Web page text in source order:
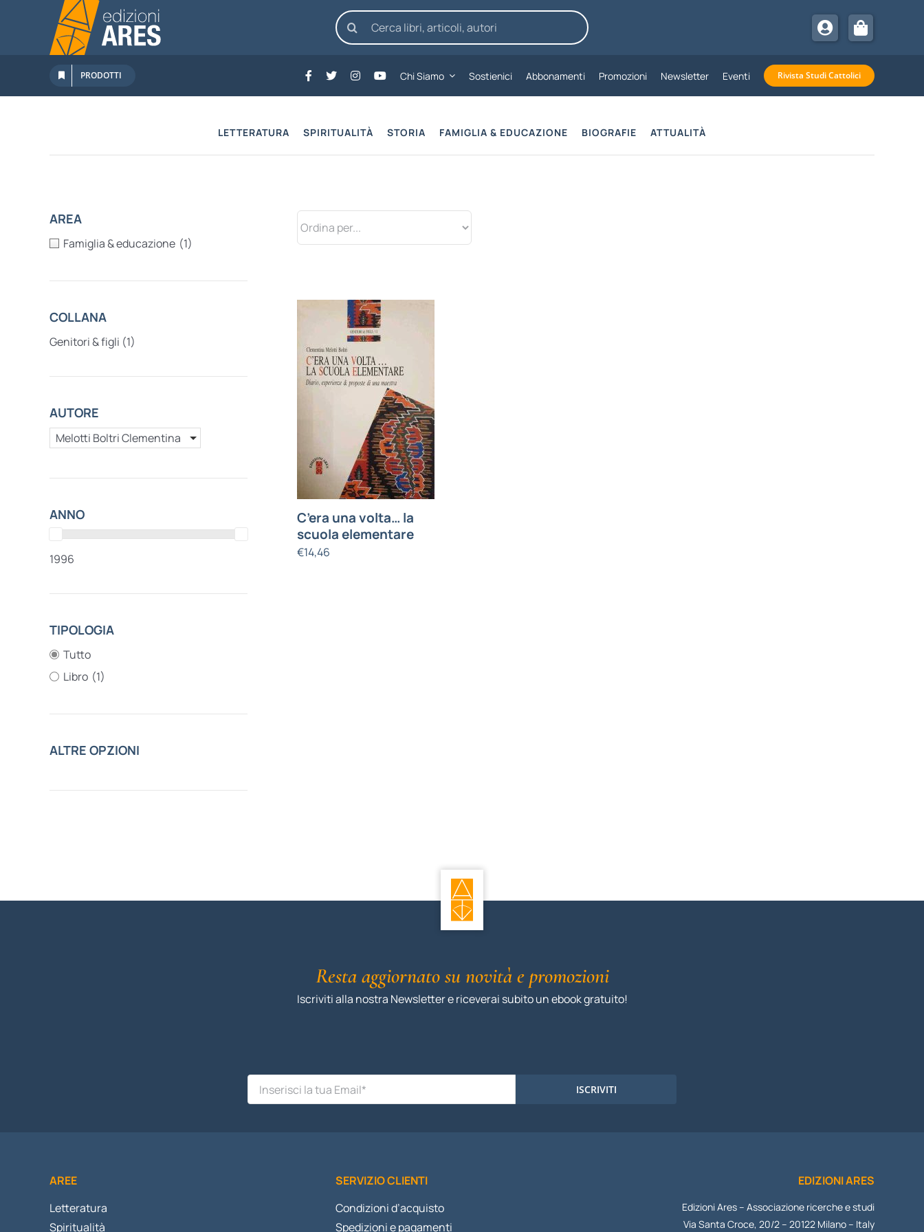
contenuto
Cerca
per:
PRODOTTI Chi Siamo Sostienici Abbonamenti Promozioni Newsletter Eventi Rivista Studi Cattolici
LETTERATURA SPIRITUALITÀ STORIA FAMIGLIA & EDUCAZIONE BIOGRAFIE ATTUALITÀ
C’era una volta… la
scuola elementare
€14,46
AREA
Famiglia & educazione (1)
COLLANA
Genitori & figli (1)
AUTORE
Melotti Boltri Clementina
ANNO
1996
TIPOLOGIA
Tutto
Libro (1)
ALTRE OPZIONI
Resta aggiornato su novità e promozioni
Iscriviti alla nostra Newsletter e riceverai subito un ebook gratuito!
ISCRIVITI
AREE
Letteratura
Spiritualità
SERVIZIO CLIENTI
Condizioni d’acquisto
Spedizioni e pagamenti
EDIZIONI ARES
Edizioni Ares – Associazione ricerche e studi
Via Santa Croce, 20/2 – 20122 Milano – Italy